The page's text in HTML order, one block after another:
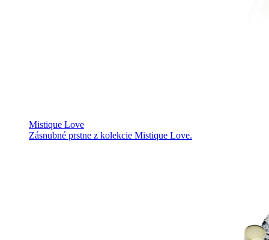
Mistique Love
Zásnubné prstne z kolekcie Mistique Love.